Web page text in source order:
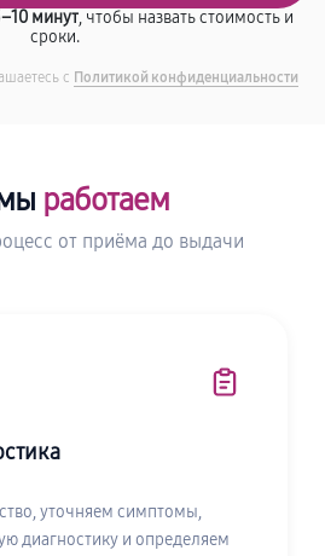
минут, чтобы назвать стоимость и
сроки.
с Политикой конфиденциальности
работаем
от приёма до выдачи
уточняем симптомы,
диагностику и определяем